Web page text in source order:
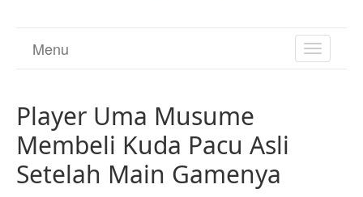
TOGGLE
Menu
Player Uma Musume
Membeli Kuda Pacu Asli
Setelah Main Gamenya